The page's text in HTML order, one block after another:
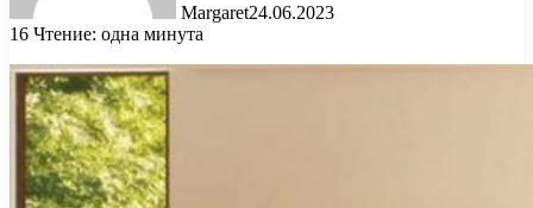
Margaret24.06.2023
16 Чтение: одна минута